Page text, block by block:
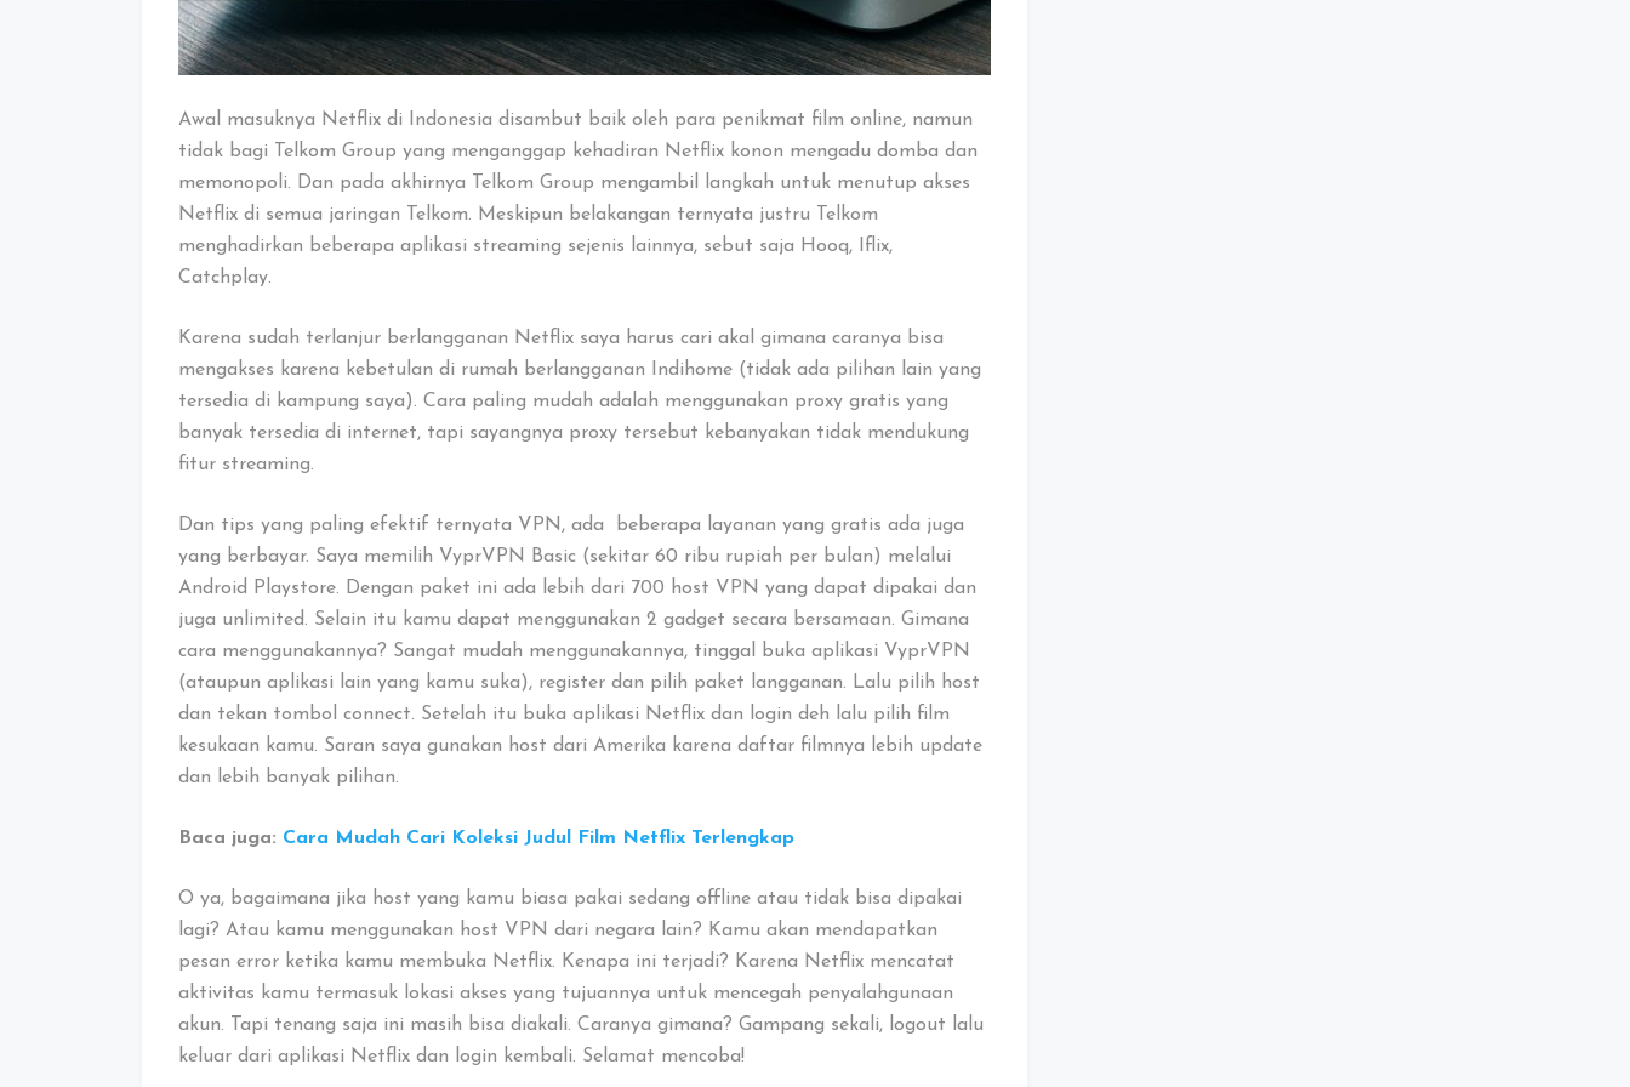
Awal masuknya Netflix di Indonesia disambut baik oleh para penikmat film online, namun
tidak bagi Telkom Group yang menganggap kehadiran Netflix konon mengadu domba dan
memonopoli. Dan pada akhirnya Telkom Group mengambil langkah untuk menutup akses
Netflix di semua jaringan Telkom. Meskipun belakangan ternyata justru Telkom
menghadirkan beberapa aplikasi streaming sejenis lainnya, sebut saja Hooq, Iflix,
Catchplay.
Karena sudah terlanjur berlangganan Netflix saya harus cari akal gimana caranya bisa
mengakses karena kebetulan di rumah berlangganan Indihome (tidak ada pilihan lain yang
tersedia di kampung saya). Cara paling mudah adalah menggunakan proxy gratis yang
banyak tersedia di internet, tapi sayangnya proxy tersebut kebanyakan tidak mendukung
fitur streaming.
Dan tips yang paling efektif ternyata VPN, ada beberapa layanan yang gratis ada juga
yang berbayar. Saya memilih VyprVPN Basic (sekitar 60 ribu rupiah per bulan) melalui
Android Playstore. Dengan paket ini ada lebih dari 700 host VPN yang dapat dipakai dan
juga unlimited. Selain itu kamu dapat menggunakan 2 gadget secara bersamaan. Gimana
cara menggunakannya? Sangat mudah menggunakannya, tinggal buka aplikasi VyprVPN
(ataupun aplikasi lain yang kamu suka), register dan pilih paket langganan. Lalu pilih host
dan tekan tombol connect. Setelah itu buka aplikasi Netflix dan login deh lalu pilih film
kesukaan kamu. Saran saya gunakan host dari Amerika karena daftar filmnya lebih update
dan lebih banyak pilihan.
Baca juga: Cara Mudah Cari Koleksi Judul Film Netflix Terlengkap
O ya, bagaimana jika host yang kamu biasa pakai sedang offline atau tidak bisa dipakai
lagi? Atau kamu menggunakan host VPN dari negara lain? Kamu akan mendapatkan
pesan error ketika kamu membuka Netflix. Kenapa ini terjadi? Karena Netflix mencatat
aktivitas kamu termasuk lokasi akses yang tujuannya untuk mencegah penyalahgunaan
akun. Tapi tenang saja ini masih bisa diakali. Caranya gimana? Gampang sekali, logout lalu
keluar dari aplikasi Netflix dan login kembali. Selamat mencoba!